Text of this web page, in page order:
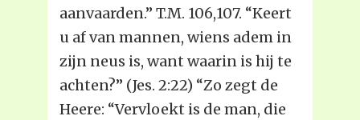
aanvaarden.” T.M. 106,107. “Keert
u af van mannen, wiens adem in
zijn neus is, want waarin is hij te
achten?” (Jes. 2:22) “Zo zegt de
Heere: “Vervloekt is de man, die